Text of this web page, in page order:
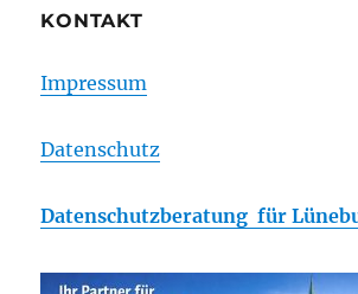
KONTAKT
Impressum
Datenschutz
Datenschutzberatung für